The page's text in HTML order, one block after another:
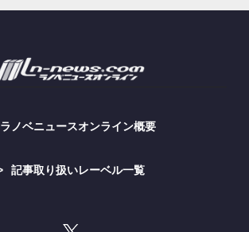
ラノベニュースオンライン概要
記事取り扱いレーベル一覧